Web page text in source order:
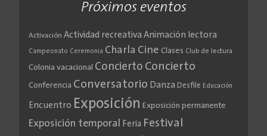
Próximos eventos
Activación Actividad recreativa Animación lectora
Campeonato Ceremonia Charla Cine Clases Club de lectura
Colonia vacacional Concierto Concierto
Conferencia Conversatorio Danza Desfile Educación
Encuentro Exposición Exposición permanente
Exposición temporal Feria Festival